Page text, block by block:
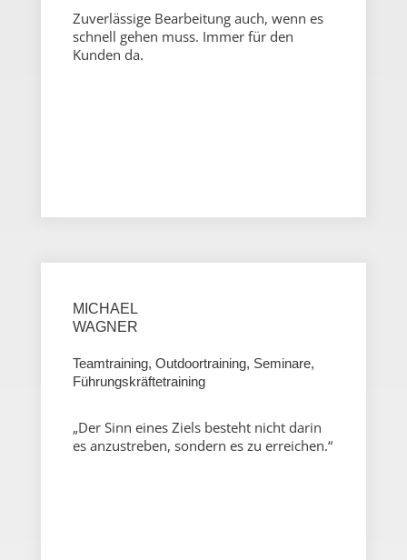
Zuverlässige Bearbeitung auch, wenn es
schnell gehen muss. Immer für den
Kunden da.
MICHAEL
WAGNER
Teamtraining, Outdoortraining, Seminare,
Führungskräftetraining
„Der Sinn eines Ziels besteht nicht darin
es anzustreben, sondern es zu erreichen.“